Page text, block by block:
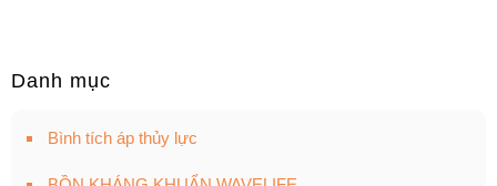
Danh mục
Bình tích áp thủy lực